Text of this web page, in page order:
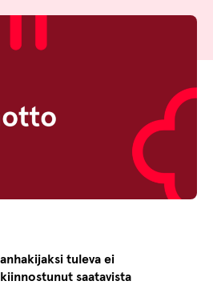
tuleva ei
saatavista